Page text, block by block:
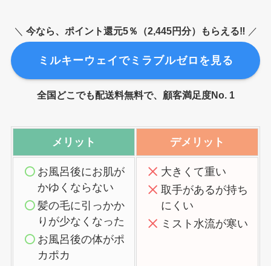
＼ 今なら、ポイント還元5％（2,445円分）もらえる‼︎ ／
ミルキーウェイでミラブルゼロを見る
全国どこでも配送料無料で、顧客満足度No. 1
メリット デメリット
お風呂後にお肌が
かゆくならない
髪の毛に引っかか
りが少なくなった
お風呂後の体がポ
カポカ
大きくて重い
取手があるが持ち
にくい
ミスト水流が寒い